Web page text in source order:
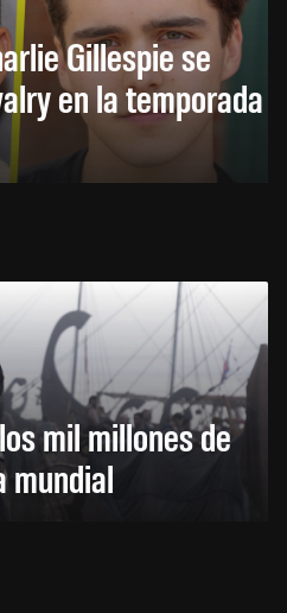
Gillespie se
en la temporada
mil millones de
mundial